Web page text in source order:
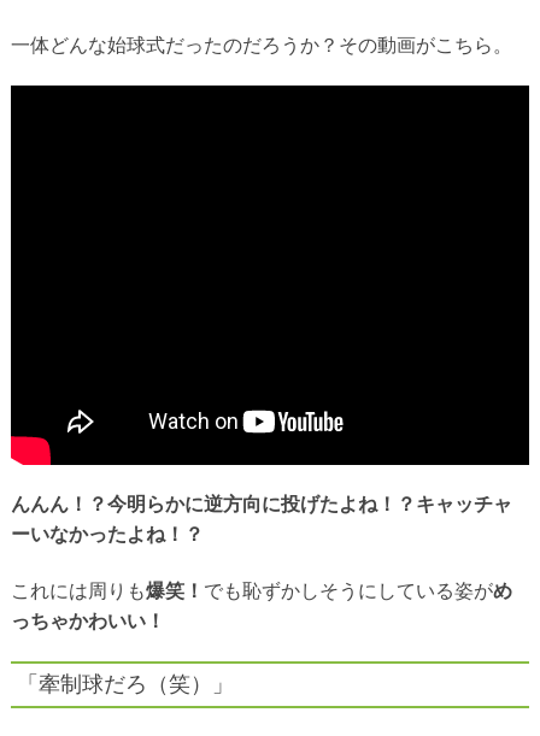
一体どんな始球式だったのだろうか？その動画がこちら。
んんん！？今明らかに逆方向に投げたよね！？キャッチャ
ーいなかったよね！？
これには周りも爆笑！ でも恥ずかしそうにしている姿がめ
っちゃかわいい！
「牽制球だろ（笑）」